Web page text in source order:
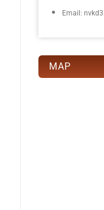
Email:
MAP